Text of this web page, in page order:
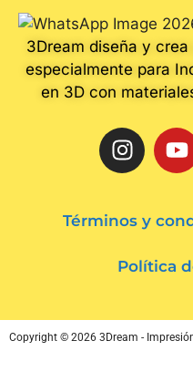
3Dream diseña y
especialmente para
en 3D con
Términos y
Política
Copyright © 2026 3Dream -